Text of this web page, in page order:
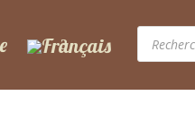
produits